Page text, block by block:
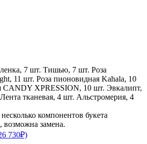
7 шт. Тишью, 7 шт. Роза
11 шт. Роза пионовидная Kahala, 10
CANDY XPRESSION, 10 шт. Эвкалипт,
Лента тканевая, 4 шт. Альстромерия, 4
компонентов букета
возможна замена.
730₽)